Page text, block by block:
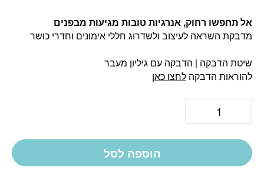
אל תחפשו רחוק, אנרגיות טובות מגיעות מבפנים
מדבקת השראה לעיצוב ולשדרוג חללי אימונים וחדרי כושר
שיטת הדבקה | הדבקה עם גיליון מעבר
להוראות הדבקה לחצו כאן
הוספה לסל